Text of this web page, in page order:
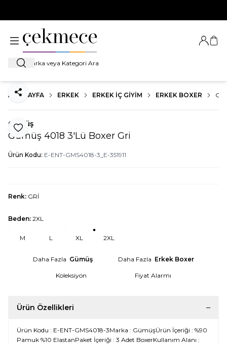
Ara
Giriş
ANA SAYFA ERKEK ERKEK İÇ GIYIM ERKEK BOXER
Favoriye Ekle
Paylaş
Gümüş
Gümüş 4018 3'Lü Boxer Gri
Ürün Kodu: E-ENT-GMS4018-3_E-351911
Renk: GRİ
Beden: 2XL
M L XL 2XL
Daha Fazla Gümüş Daha Fazla Erkek Boxer
Koleksiyon Fiyat Alarmı
Ürün Özellikleri
Ürün Kodu : E-ENT-GMS4018-3Marka : GümüşÜrün İçeriği : %90
Pamuk %10 ElastanPaket İçeriği : 3 Adet BoxerKullanım Alanı :